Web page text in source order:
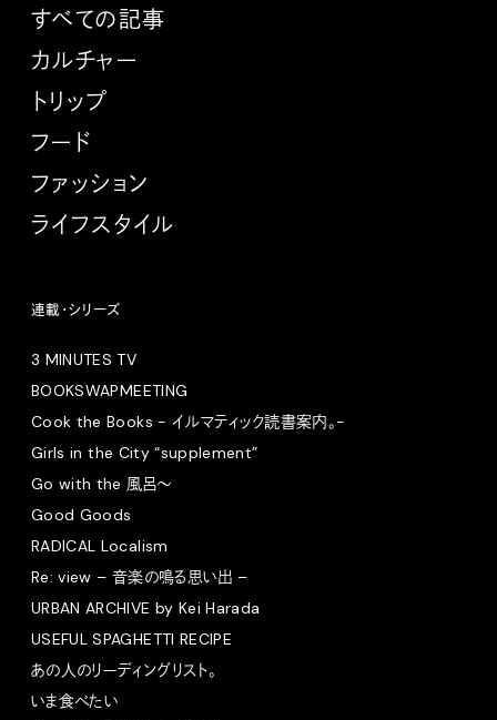
すべての記事
カルチャー
トリップ
フード
ファッション
ライフスタイル
連載・シリーズ
3 MINUTES TV
BOOKSWAPMEETING
Cook the Books - イルマティック読書案内。-
Girls in the City “supplement”
Go with the 風呂〜
Good Goods
RADICAL Localism
Re: view – 音楽の鳴る思い出 –
URBAN ARCHIVE by Kei Harada
USEFUL SPAGHETTI RECIPE
あの人のリーディングリスト。
いま食べたい